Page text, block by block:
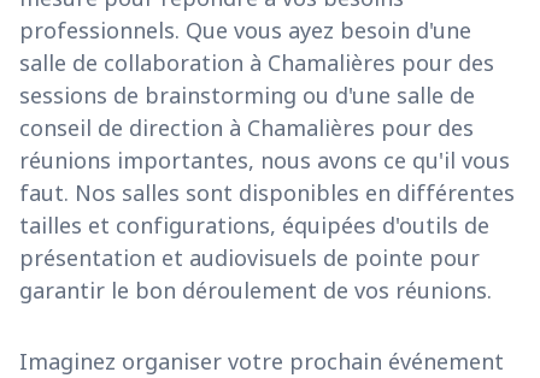
professionnels. Que vous ayez besoin d'une
salle de collaboration à Chamalières pour des
sessions de brainstorming ou d'une salle de
conseil de direction à Chamalières pour des
réunions importantes, nous avons ce qu'il vous
faut. Nos salles sont disponibles en différentes
tailles et configurations, équipées d'outils de
présentation et audiovisuels de pointe pour
garantir le bon déroulement de vos réunions.
Imaginez organiser votre prochain événement